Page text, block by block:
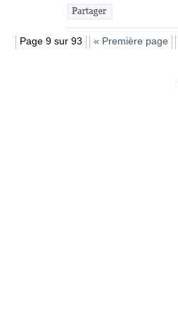
Page 9 sur 93 « Première page